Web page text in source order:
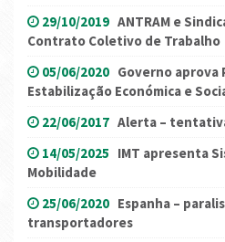
29/10/2019 ANTRAM e
Contrato Coletivo de Trabalho
05/06/2020 Governo aprova
Estabilização Económica e
22/06/2017 Alerta –
14/05/2025 IMT apresenta
Mobilidade
25/06/2020 Espanha –
transportadores